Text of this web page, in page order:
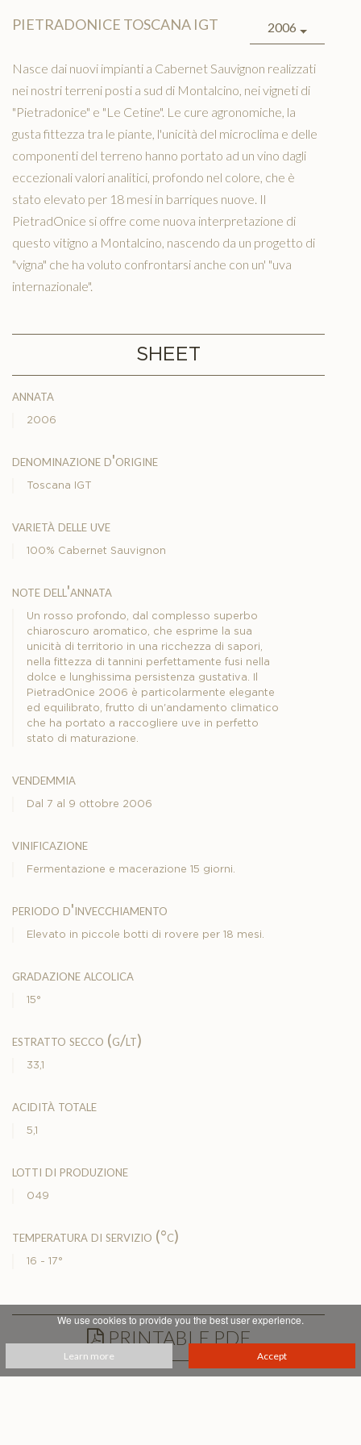
PIETRADONICE TOSCANA IGT 2006
Nasce dai nuovi impianti a Cabernet Sauvignon realizzati
nei nostri terreni posti a sud di Montalcino, nei vigneti di
"Pietradonice" e "Le Cetine". Le cure agronomiche, la
gusta fittezza tra le piante, l'unicità del microclima e delle
componenti del terreno hanno portato ad un vino dagli
eccezionali valori analitici, profondo nel colore, che è
stato elevato per 18 mesi in barriques nuove. Il
PietradOnice si offre come nuova interpretazione di
questo vitigno a Montalcino, nascendo da un progetto di
"vigna" che ha voluto confrontarsi anche con un' "uva
internazionale".
SHEET
annata
2006
denominazione d'origine
Toscana IGT
varietà delle uve
100% Cabernet Sauvignon
note dell'annata
Un rosso profondo, dal complesso superbo
chiaroscuro aromatico, che esprime la sua
unicità di territorio in una ricchezza di sapori,
nella fittezza di tannini perfettamente fusi nella
dolce e lunghissima persistenza gustativa. Il
PietradOnice 2006 è particolarmente elegante
ed equilibrato, frutto di un'andamento climatico
che ha portato a raccogliere uve in perfetto
stato di maturazione.
vendemmia
Dal 7 al 9 ottobre 2006
vinificazione
Fermentazione e macerazione 15 giorni.
periodo d'invecchiamento
Elevato in piccole botti di rovere per 18 mesi.
gradazione alcolica
15°
estratto secco (g/lt)
33,1
acidità totale
5,1
lotti di produzione
049
temperatura di servizio (°c)
16 - 17°
PRINTABLE PDF
We use cookies to provide you the best user experience.
Learn more Accept